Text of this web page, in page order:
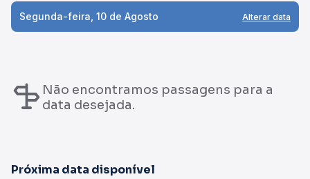
Segunda-feira, 10 de Agosto Alterar data
Não encontramos passagens para a
data desejada.
Próxima data disponível